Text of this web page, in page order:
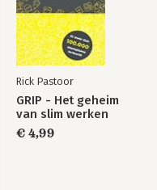
9. De bekendste norm: de
Information Security
Plan-Do-Check-Act 85
Andere sectoren wijzen
Safety First Mindset 93
De ISO27XXX-familie 96
10. Andere relevante
Rick Pastoor
GRIP - Het geheim
van slim werken
€ 4,99